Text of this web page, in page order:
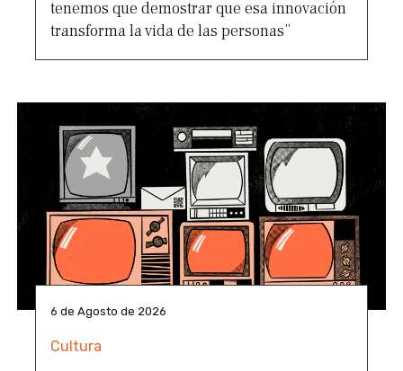
tenemos que demostrar que esa innovación
transforma la vida de las personas”
6 de Agosto de 2026
Cultura